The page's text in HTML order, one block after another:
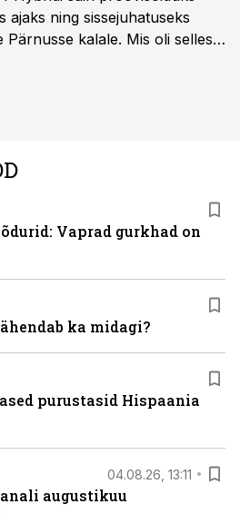
ajaks ning sissejuhatuseks
kalale. Mis oli selles
Vaprad gurkhad on
ka midagi?
purustasid Hispaania
04.08.26, 13:11
augustikuu